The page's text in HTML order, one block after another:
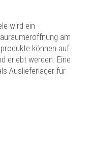
wird ein
am
können auf
erlebt werden. Eine
Auslieferlager für